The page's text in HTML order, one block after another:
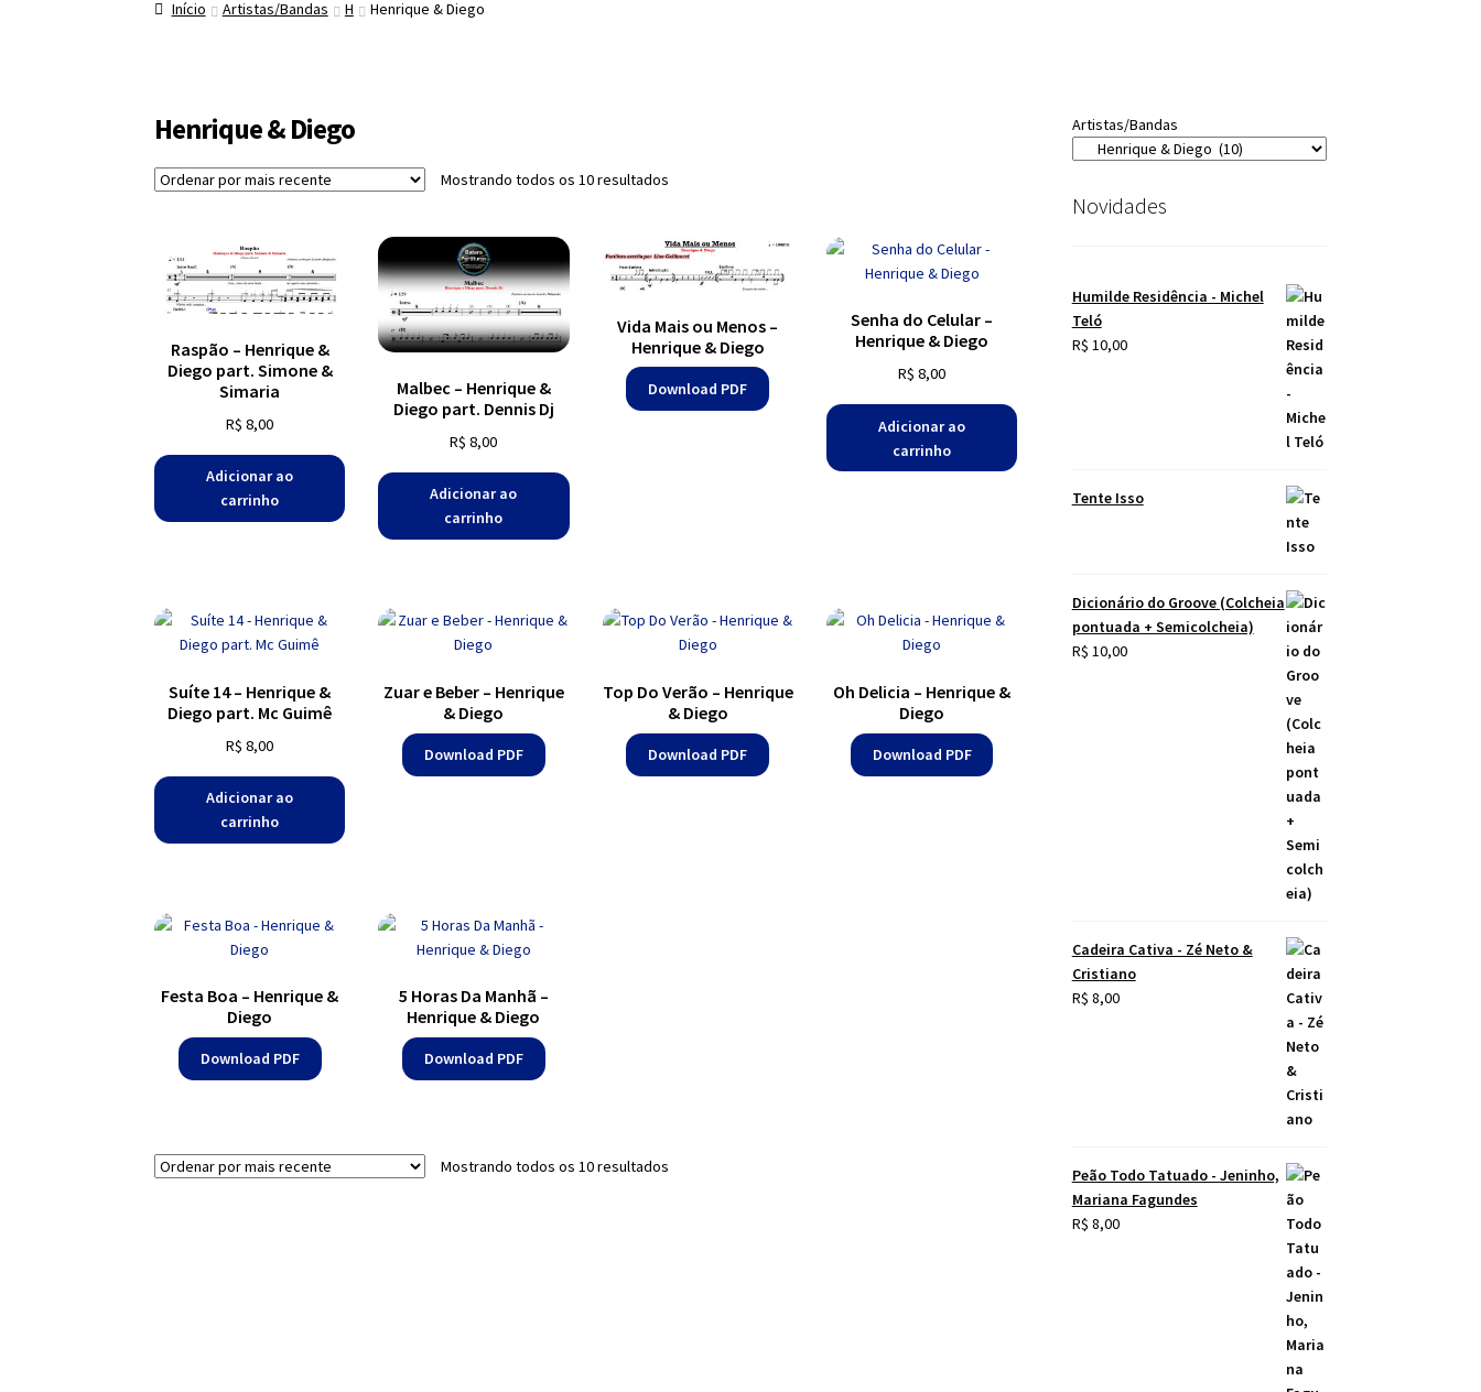
Início Artistas/Bandas H Henrique & Diego
Henrique & Diego
Mostrando todos os 10 resultados
recente
Raspão – Henrique &
Diego part. Simone &
Simaria
R$ 8,00
Adicionar ao
carrinho
Malbec – Henrique &
Diego part. Dennis Dj
R$ 8,00
Adicionar ao
carrinho
Vida Mais ou Menos –
Henrique & Diego
Download PDF
Senha do Celular –
Henrique & Diego
R$ 8,00
Adicionar ao
carrinho
Suíte 14 – Henrique &
Diego part. Mc Guimê
R$ 8,00
Adicionar ao
carrinho
Zuar e Beber – Henrique
& Diego
Download PDF
Top Do Verão – Henrique
& Diego
Download PDF
Oh Delicia – Henrique &
Diego
Download PDF
Festa Boa – Henrique &
Diego
Download PDF
5 Horas Da Manhã –
Henrique & Diego
Download PDF
Mostrando todos os 10 resultados
Artistas/Bandas
Novidades
Humilde Residência - Michel
Teló
R$ 10,00
Tente Isso
Dicionário do Groove (Colcheia
pontuada + Semicolcheia)
R$ 10,00
Cadeira Cativa - Zé Neto &
Cristiano
R$ 8,00
Peão Todo Tatuado - Jeninho,
Mariana Fagundes
R$ 8,00